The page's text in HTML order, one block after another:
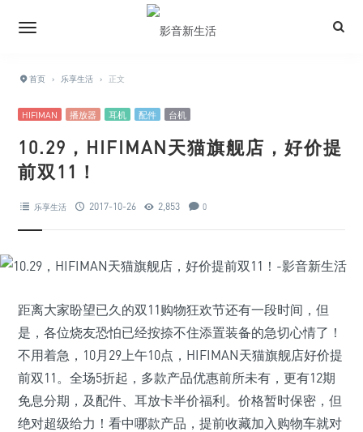
首页 › 乐享生活 › 正文
HIFIMAN 播放器 耳机 配件 台机
10.29，HIFIMAN天猫旗舰店，好价提
前双11！
乐享生活 2017-10-26 2,853 0
距离大家盼望已久的双11购物狂欢节还有一段时间，但
是，各位烧友恐怕已经按捺不住添置装备的急切心情了！
不用着急，10月29上午10点，HIFIMAN天猫旗舰店好价提
前双11。全场5折起，多款产品优惠前所未有，更有12期
免息分期，及配件、耳放卡半价福利。价格暂时保密，但
绝对超级给力！看中哪款产品，提前收藏加入购物车就对